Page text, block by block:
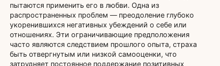
пытаются применить его в любви. Одна из
распространенных проблем — преодоление глубоко
укоренившихся негативных убеждений о себе или
отношениях. Эти ограничивающие предположения
часто являются следствием прошлого опыта, страха
быть отвергнутым или низкой самооценки, что
затрудняет постоянное поддержание позитивных